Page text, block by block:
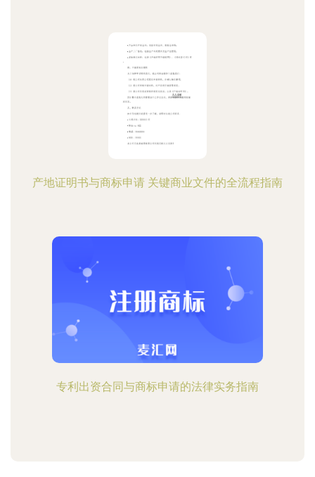
产地证明书与商标申请 关键商业文件的全流程指南
专利出资合同与商标申请的法律实务指南